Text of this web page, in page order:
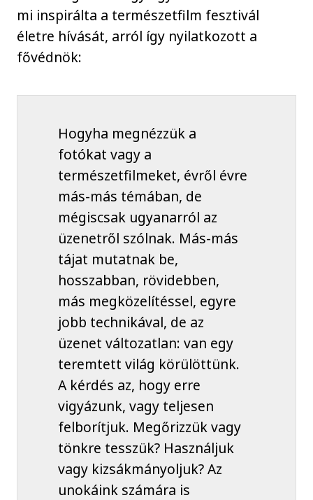
mi inspirálta a természetfilm fesztivál
életre hívását, arról így nyilatkozott a
fővédnök:
Hogyha megnézzük a
fotókat vagy a
természetfilmeket, évről évre
más-más témában, de
mégiscsak ugyanarról az
üzenetről szólnak. Más-más
tájat mutatnak be,
hosszabban, rövidebben,
más megközelítéssel, egyre
jobb technikával, de az
üzenet változatlan: van egy
teremtett világ körülöttünk.
A kérdés az, hogy erre
vigyázunk, vagy teljesen
felborítjuk. Megőrizzük vagy
tönkre tesszük? Használjuk
vagy kizsákmányoljuk? Az
unokáink számára is